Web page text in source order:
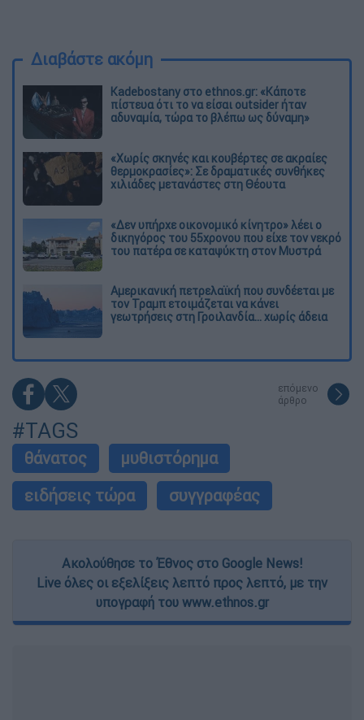
Διαβάστε ακόμη
Kadebostany στο ethnos.gr: «Κάποτε
πίστευα ότι το να είσαι outsider ήταν
αδυναμία, τώρα το βλέπω ως δύναμη»
«Χωρίς σκηνές και κουβέρτες σε ακραίες
θερμοκρασίες»: Σε δραματικές συνθήκες
χιλιάδες μετανάστες στη Θέουτα
«Δεν υπήρχε οικονομικό κίνητρο» λέει ο
δικηγόρος του 55χρονου που είχε τον νεκρό
του πατέρα σε καταψύκτη στον Μυστρά
Αμερικανική πετρελαϊκή που συνδέεται με
τον Τραμπ ετοιμάζεται να κάνει
γεωτρήσεις στη Γροιλανδία... χωρίς άδεια
επόμενο
άρθρο
#TAGS
θάνατος
μυθιστόρημα
ειδήσεις τώρα
συγγραφέας
Ακολούθησε το Έθνος στο Google News!
Live όλες οι εξελίξεις λεπτό προς λεπτό, με την
υπογραφή του www.ethnos.gr